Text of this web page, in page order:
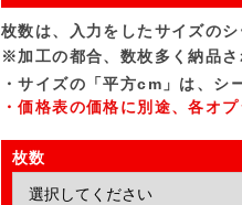
枚数は、入力をしたサイズの
※加工の都合、数枚多く納品
・サイズの「平方cm」は、
・価格表の価格に別途、各オ
枚数